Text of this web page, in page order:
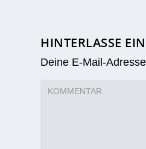
HINTERLASSE
Deine E-Mail-